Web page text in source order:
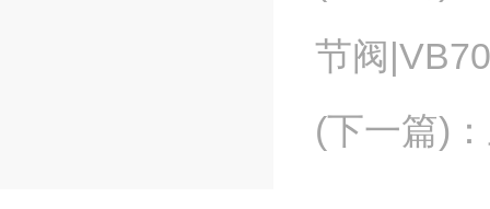
节阀
(下一篇) ：